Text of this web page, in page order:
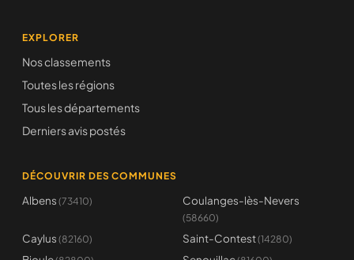
EXPLORER
Nos classements
Toutes les régions
Tous les départements
Derniers avis postés
DÉCOUVRIR DES COMMUNES
Albens (73410) Coulanges-lès-Nevers
(58660)
Caylus (82160) Saint-Contest(14280)